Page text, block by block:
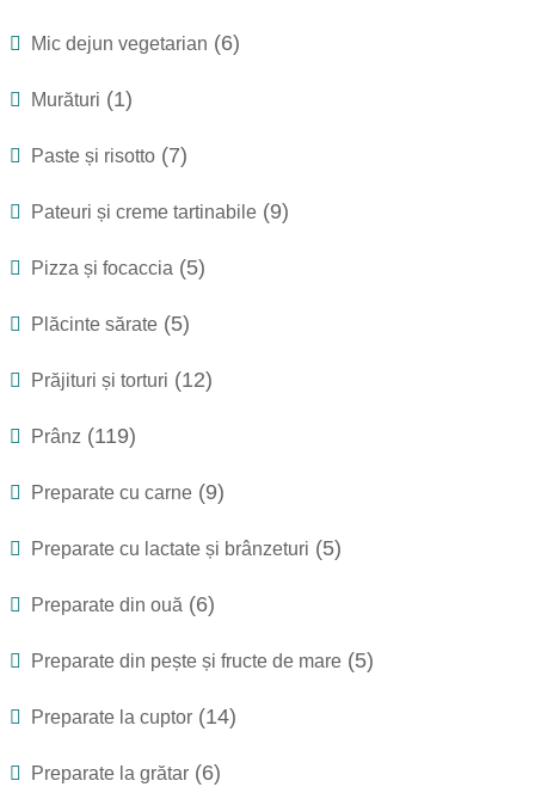
Mic dejun vegetarian (6)
Murături (1)
Paste și risotto (7)
Pateuri și creme tartinabile (9)
Pizza și focaccia (5)
Plăcinte sărate (5)
Prăjituri și torturi (12)
Prânz (119)
Preparate cu carne (9)
Preparate cu lactate și brânzeturi (5)
Preparate din ouă (6)
Preparate din pește și fructe de mare (5)
Preparate la cuptor (14)
Preparate la grătar (6)